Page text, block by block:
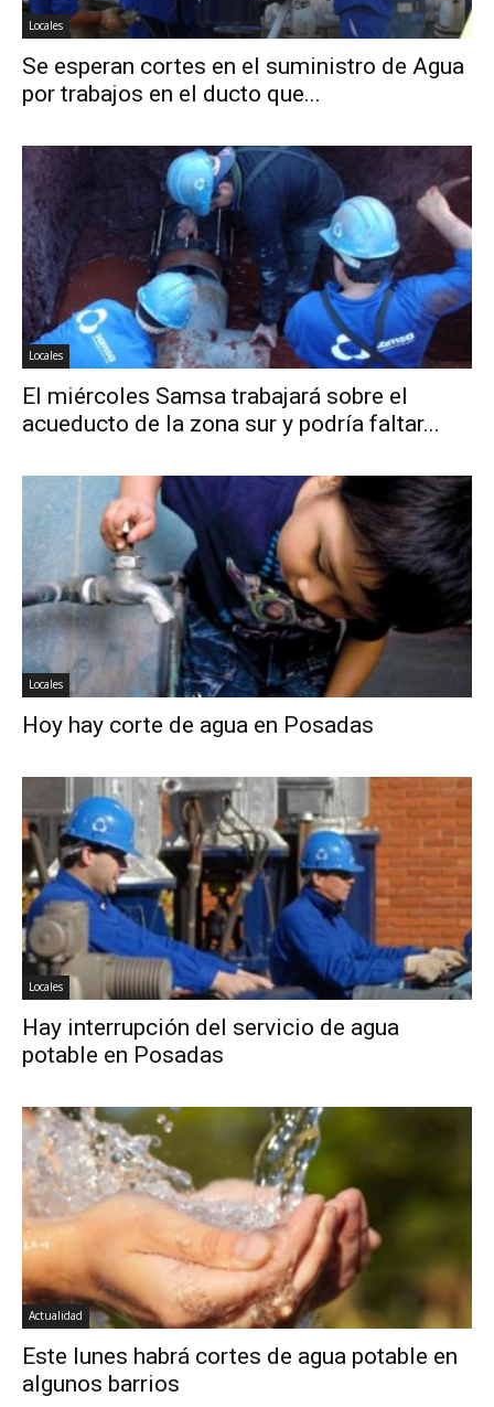
Locales
Se esperan cortes en el suministro de Agua
por trabajos en el ducto que...
Locales
El miércoles Samsa trabajará sobre el
acueducto de la zona sur y podría faltar...
Locales
Hoy hay corte de agua en Posadas
Locales
Hay interrupción del servicio de agua
potable en Posadas
Actualidad
Este lunes habrá cortes de agua potable en
algunos barrios